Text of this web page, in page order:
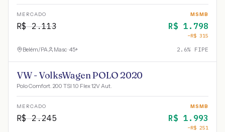
MERCADO
R$2.113
MSMB
R$ 1.798
−R$ 315
Belém/PA Masc · 45+ 2.6% FIPE
VW - VolksWagen POLO 2020
Polo Comfort. 200 TSI 1.0 Flex 12V Aut.
MERCADO
R$2.245
MSMB
R$ 1.993
−R$ 251